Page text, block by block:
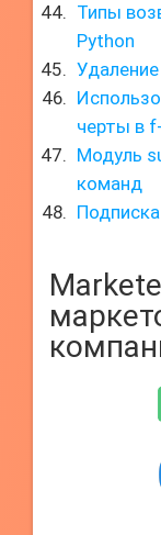
Типы
Python
черты в
Модуль
команд